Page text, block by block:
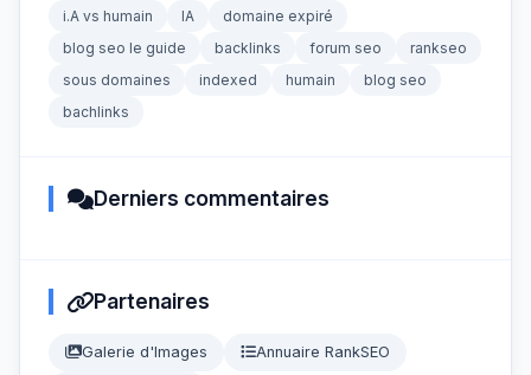
i.A vs humain IA
domaine expiré
blog seo le guide
backlinks forum seo
rankseo
sous domaines
indexed humain
blog seo
bachlinks
Derniers commentaires
Partenaires
Galerie d'Images Annuaire RankSEO